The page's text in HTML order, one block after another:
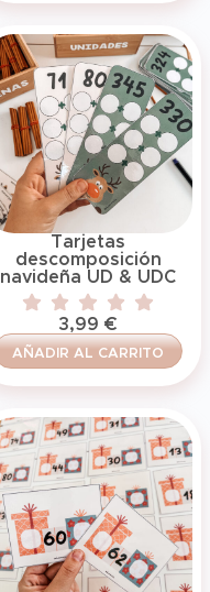
Tarjetas
descomposición
navideña UD & UDC
3,99 €
AÑADIR AL CARRITO